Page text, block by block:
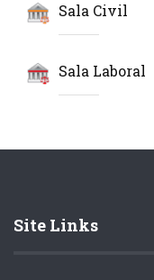
Sala Civil
Sala Laboral
Site Links